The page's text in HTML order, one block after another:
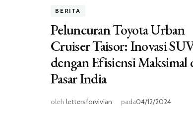
BERITA
Peluncuran Toyota Urban
Cruiser Taisor: Inovasi
dengan Efisiensi Maksimal
Pasar India
oleh lettersforvivian pada04/12/2024